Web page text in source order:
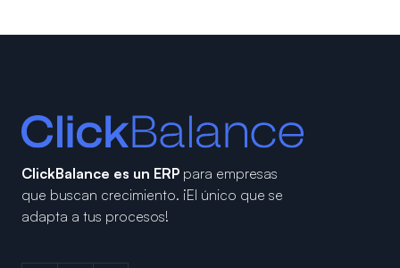
ClickBalance es un ERP para empresas
que buscan crecimiento. ¡El único que se
adapta a tus procesos!